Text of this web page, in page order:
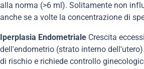
alla norma (>6 ml). Solitamente non
anche se a volte la concentrazione di
Iperplasia Endometriale Crescita
dell'endometrio (strato interno
di rischio e richiede controllo